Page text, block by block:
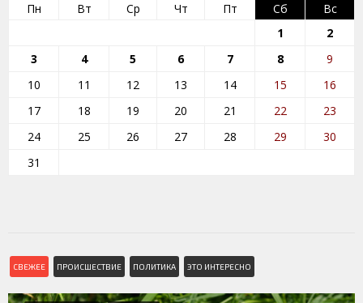
Пн
Вт Ср Чт Пт Сб
Вс
1
2
3
4 5 6 7 8
9
10
11 12 13 14 15
16
17
18 19 20 21 22
23
24
25 26 27 28 29
30
31
СВЕЖЕЕ ПРОИСШЕСТВИЕ ПОЛИТИКА ЭТО ИНТЕРЕСНО